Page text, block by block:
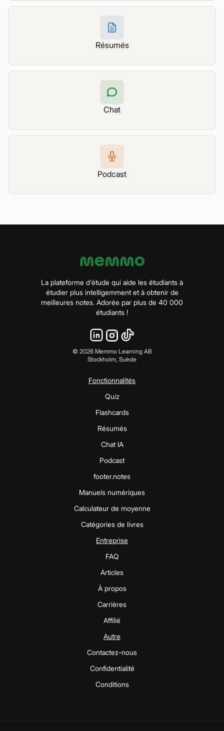
Résumés
Chat
Podcast
La plateforme d'étude qui aide les étudiants à
étudier plus intelligemment et à obtenir de
meilleures notes. Adorée par plus de 40 000
étudiants !
© 2026Memmo Learning AB
Stockholm, Suède
Fonctionnalités
Quiz
Flashcards
Résumés
Chat IA
Podcast
footer.notes
Manuels numériques
Calculateur de moyenne
Catégories de livres
Entreprise
FAQ
Articles
À propos
Carrières
Affilié
Autre
Contactez-nous
Confidentialité
Conditions